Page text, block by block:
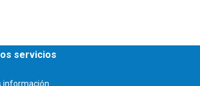
servicios
información